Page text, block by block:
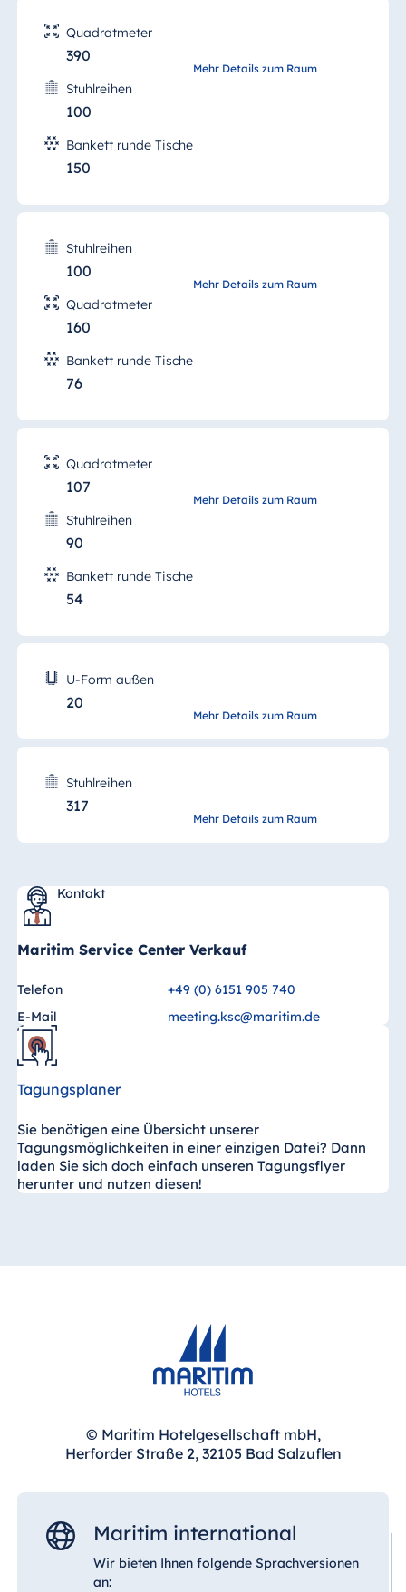
Mehr Details zum Raum
Quadratmeter
390
Stuhlreihen
100
Bankett runde Tische
150
Mehr Details zum Raum
Oleandersaal (Sala degli
oleandri)
mehr Details
Stuhlreihen
100
Quadratmeter
160
Bankett runde Tische
76
Mehr Details zum Raum
Wacholdersaal (Sala
ginepro)
mehr Details
Quadratmeter
107
Stuhlreihen
90
Bankett runde Tische
54
Mehr Details zum Raum
Saal Maritim
mehr Details
U-Form außen
20
Mehr Details zum Raum
mehr Details
Stuhlreihen
317
Kontakt
Maritim Service Center Verkauf
Telefon
+49 (0) 6151 905 740
E-Mail
meeting.ksc@maritim.de
Tagungsplaner
Sie benötigen eine Übersicht unserer
Tagungsmöglichkeiten in einer einzigen Datei? Dann
laden Sie sich doch einfach unseren Tagungsflyer
herunter und nutzen diesen!
© Maritim Hotelgesellschaft mbH,
Herforder Straße 2, 32105 Bad Salzuflen
Maritim international
Wir bieten Ihnen folgende Sprachversionen
an: